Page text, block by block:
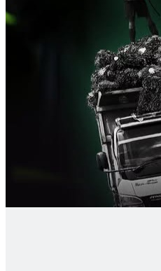
No Result